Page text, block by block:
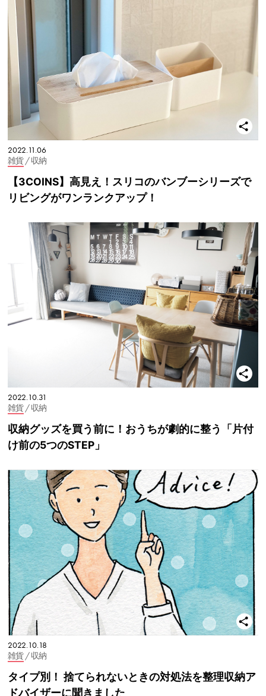
2022.11.06
雑貨/ 収納
【3COINS】高見え！スリコのバンブーシリーズで
リビングがワンランクアップ！
2022.10.31
雑貨/ 収納
収納グッズを買う前に！おうちが劇的に整う「片付
け前の5つのSTEP」
2022.10.18
雑貨/ 収納
タイプ別！ 捨てられないときの対処法を整理収納ア
ドバイザーに聞きました